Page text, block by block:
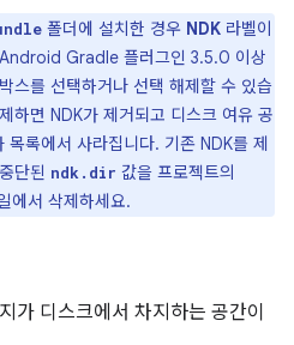
폴더에 설치한 경우 NDK 라벨이
Gradle 플러그인 3.5.0 이상
스를 선택하거나 선택 해제할 수 있습
하면 NDK가 제거되고 디스크 여유 공
목록에서 사라집니다. 기존 NDK를 제
단된 ndk.dir 값을 프로젝트의
에서 삭제하세요.
가 디스크에서 차지하는 공간이